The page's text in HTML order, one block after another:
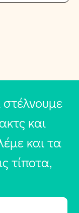
και
και τα
τίποτα,